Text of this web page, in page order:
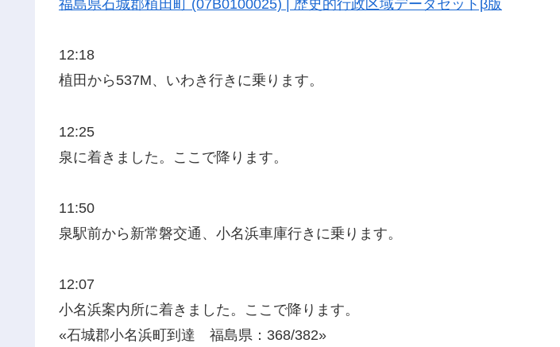
福島県石城郡植田町 (07B0100025) | 歴史的行政区域データセットβ版
12:18
植田から537M、いわき行きに乗ります。
12:25
泉に着きました。ここで降ります。
11:50
泉駅前から新常磐交通、小名浜車庫行きに乗ります。
12:07
小名浜案内所に着きました。ここで降ります。
«石城郡小名浜町到達 福島県：368/382»